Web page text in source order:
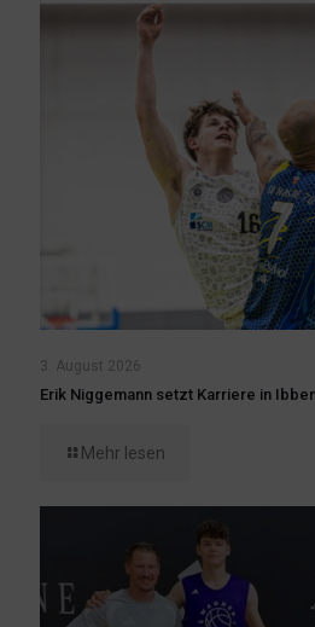
3. August 2026
Erik Niggemann setzt Karriere in
Mehr lesen